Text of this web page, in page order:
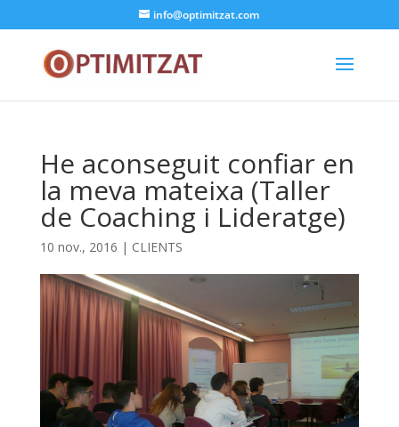
info@optimitzat.com
He aconseguit confiar en
la meva mateixa (Taller
de Coaching i Lideratge)
10 nov., 2016 | CLIENTS